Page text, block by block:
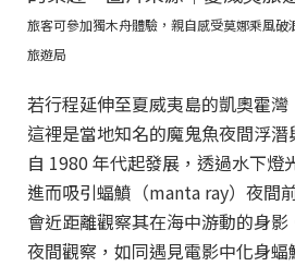
旅客可參加獨木舟體驗，親自感受莫娜乘風破
旅遊局
若行程延伸至夏威夷島的凱奧霍灣
這裡是當地知名的魔鬼魚夜間浮
自 1980 年代起發展，透過水下燈
進而吸引蝠鱝（manta ray）夜間
會近距離觀察其在海中游動的身
夜間觀察，如同遇見電影中化身